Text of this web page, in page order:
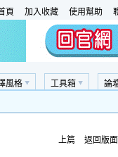
頁 加入收藏 使用幫助
論
工具箱
風格
上篇 返回版面